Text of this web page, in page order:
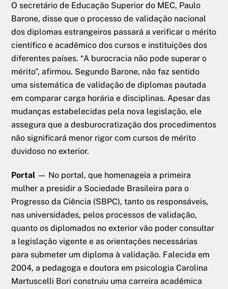
O secretário de Educação Superior do MEC, Paulo
Barone, disse que o processo de validação nacional
dos diplomas estrangeiros passará a verificar o mérito
científico e acadêmico dos cursos e instituições dos
diferentes países. “A burocracia não pode superar o
mérito”, afirmou. Segundo Barone, não faz sentido
uma sistemática de validação de diplomas pautada
em comparar carga horária e disciplinas. Apesar das
mudanças estabelecidas pela nova legislação, ele
assegura que a desburocratização dos procedimentos
não significará menor rigor com cursos de mérito
duvidoso no exterior.
Portal — No portal, que homenageia a primeira
mulher a presidir a Sociedade Brasileira para o
Progresso da Ciência (SBPC), tanto os responsáveis,
nas universidades, pelos processos de validação,
quanto os diplomados no exterior vão poder consultar
a legislação vigente e as orientações necessárias
para submeter um diploma à validação. Falecida em
2004, a pedagoga e doutora em psicologia Carolina
Martuscelli Bori construiu uma carreira acadêmica